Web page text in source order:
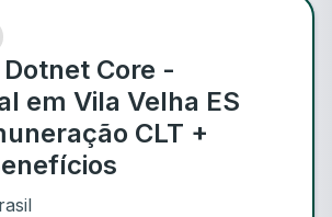
Core -
em Vila Velha ES
CLT +